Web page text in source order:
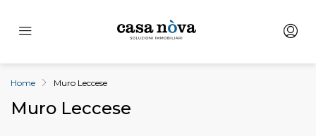
Home Muro Leccese
Muro Leccese